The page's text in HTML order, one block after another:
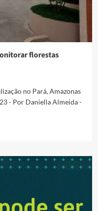
florestas
no Pará, Amazonas
- Por Daniella Almeida -